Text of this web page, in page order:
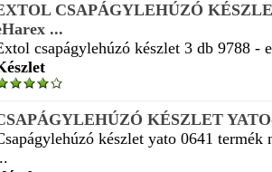
CSAPÁGYLEHÚZÓ
...
csapágylehúzó készlet 3 db 9788 -
KÉSZLET
készlet yato 0641 termék